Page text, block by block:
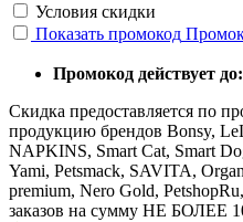
Условия скидки
Показать промокод
Промокод действует
Скидка предоставляется по
продукцию брендов Bonsy,
NAPKINS, Smart Cat, Smart
Yami, Petsmack, SAVITA,
premium, Nero Gold,
заказов на сумму НЕ БОЛЕЕ